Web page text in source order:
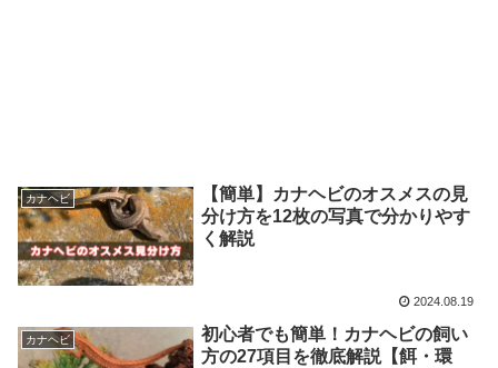
カナヘビ
【簡単】カナヘビのオスメスの見
分け方を12枚の写真で分かりやす
く解説
2024.08.19
カナヘビ
初心者でも簡単！カナヘビの飼い
方の27項目を徹底解説【餌・環